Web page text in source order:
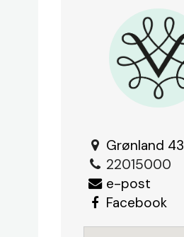
Grønland 43
22015000
e-post
Facebook